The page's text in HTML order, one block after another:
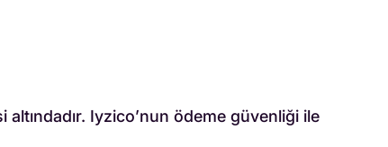
Iyzico’nun ödeme güvenliği ile